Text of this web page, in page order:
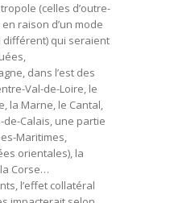
(celles d’outre-
raison d’un mode
différent) qui seraient
dans l’est des
Val-de-Loire, le
la Marne, le Cantal,
de-Calais, une partie
Maritimes,
orientales), la
Corse…
l’effet collatéral